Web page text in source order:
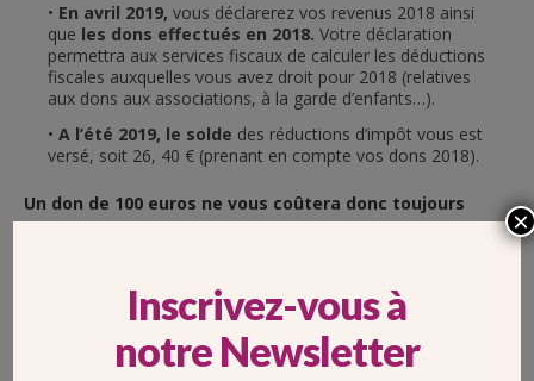
En avril 2019, vous déclarerez vos revenus 2018 ainsi
que les dons effectués en 2018. Votre déclaration
permettra aux services fiscaux de calculer les déductions
fiscales auxquelles vous avez droit pour 2018 (relatives
aux dons aux associations, à la garde d’enfants…).
A l’été 2019, le solde des réductions d’impôt vous est
versé, soit 26, 40 € (prenant en compte vos dons 2018).
Un don de 100 euros ne vous coûtera donc toujours
que 34 euros.
Inscrivez-vous à
notre Newsletter
×